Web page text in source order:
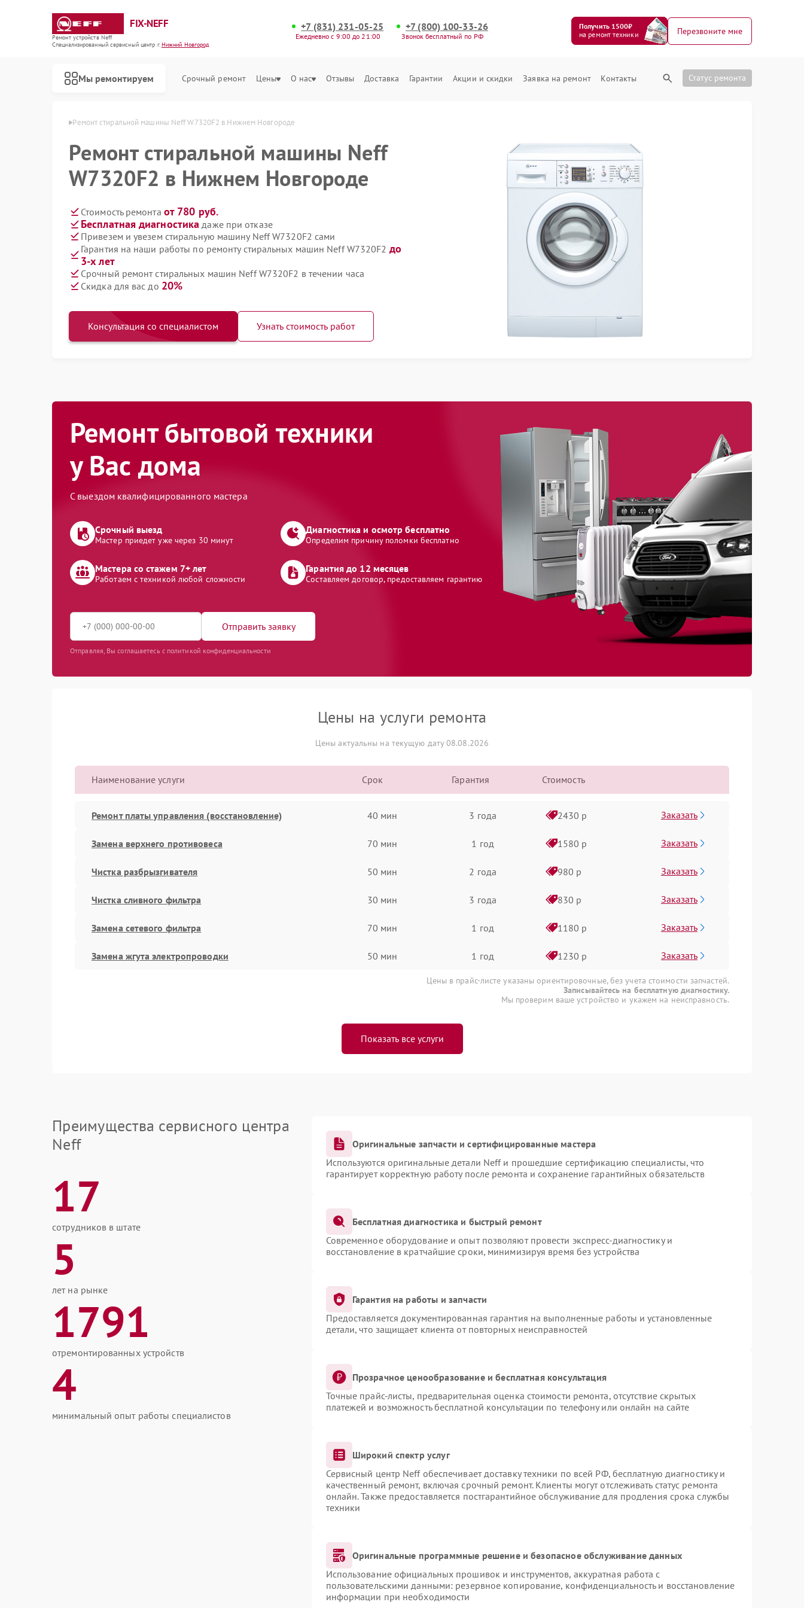
FIX-NEFF
Ремонт устройств Neff
Специализированный cервисный центр г.Нижний Новгород
+7 (831) 231-05-25
Ежедневно с 9:00 до 21:00
+7 (800) 100-33-26
Звонок бесплатный по РФ
Получить 1500₽
на ремонт техники
Перезвоните мне
Мы ремонтируем Срочный ремонт Цены О нас Отзывы Доставка Гарантии Акции и скидки Заявка на ремонт Контакты Статус ремонта
Нижнем Новгороде Ремонт стиральной машины Neff W7320F2 в Нижнем Новгороде
Ремонт стиральной машины Neff
W7320F2 в Нижнем Новгороде
Стоимость ремонта от 780 руб.
Бесплатная диагностика даже при отказе
Привезем и увезем стиральную машину Neff W7320F2 сами
Гарантия на наши работы по ремонту стиральных машин Neff W7320F2 до
3-х лет
Срочный ремонт стиральных машин Neff W7320F2 в течении часа
Скидка для вас до 20%
Консультация со специалистом Узнать стоимость работ
Ремонт бытовой техники
у Вас дома
С выездом квалифицированного мастера
Срочный выезд
Мастер приедет уже через 30 минут
Диагностика и осмотр бесплатно
Определим причину поломки бесплатно
Мастера со стажем 7+ лет
Работаем с техникой любой сложности
Гарантия до 12 месяцев
Составляем договор, предоставляем гарантию
Отправить заявку
Отправляя, Вы соглашаетесь с политикой конфиденциальности
Цены на услуги ремонта
Цены актуальны на текущую дату 08.08.2026
Наименование услуги Срок Гарантия Стоимость
Ремонт платы управления (восстановление) 40 мин 3 года 2430 р Заказать
Замена верхнего противовеса 70 мин 1 год 1580 р Заказать
Чистка разбрызгивателя 50 мин 2 года 980 р Заказать
Чистка сливного фильтра 30 мин 3 года 830 р Заказать
Замена сетевого фильтра 70 мин 1 год 1180 р Заказать
Замена жгута электропроводки 50 мин 1 год 1230 р Заказать
Цены в прайс-листе указаны ориентировочные, без учета стоимости запчастей.
Записывайтесь на бесплатную диагностику.
Мы проверим ваше устройство и укажем на неисправность.
Показать все услуги
Преимущества сервисного центра
Neff
17
сотрудников в штате
5
лет на рынке
1791
отремонтированных устройств
4
минимальный опыт работы специалистов
Оригинальные запчасти и сертифицированные мастера
Используются оригинальные детали Neff и прошедшие сертификацию специалисты, что
гарантирует корректную работу после ремонта и сохранение гарантийных обязательств
Бесплатная диагностика и быстрый ремонт
Современное оборудование и опыт позволяют провести экспресс-диагностику и
восстановление в кратчайшие сроки, минимизируя время без устройства
Гарантия на работы и запчасти
Предоставляется документированная гарантия на выполненные работы и установленные
детали, что защищает клиента от повторных неисправностей
Прозрачное ценообразование и бесплатная консультация
Точные прайс-листы, предварительная оценка стоимости ремонта, отсутствие скрытых
платежей и возможность бесплатной консультации по телефону или онлайн на сайте
Широкий спектр услуг
Сервисный центр Neff обеспечивает доставку техники по всей РФ, бесплатную диагностику и
качественный ремонт, включая срочный ремонт. Клиенты могут отслеживать статус ремонта
онлайн. Также предоставляется постгарантийное обслуживание для продления срока службы
техники
Оригинальные программные решение и безопасное обслуживание данных
Использование официальных прошивок и инструментов, аккуратная работа с
пользовательскими данными: резервное копирование, конфиденциальность и восстановление
информации при необходимости